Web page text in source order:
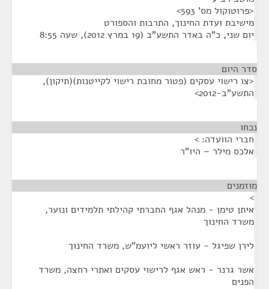
<פרוטוקול מס' 593>
מישיבת ועדת החינוך, התרבות והספורט
יום שני, כ"ה באדר התשע"ב (19 במרץ 2012), שעה 8:55
סדר היום
<צו רישוי עסקים (פטור מחובת רישוי לקייטנות)(תיקון),
התשע"ב-2012>
נכחו
חברי הוועדה: >
אלכס מילר – היו"ר
מוזמנים
>
איתן טימן - מנהל אגף החברתי קהילתי תלמידים ונוער,
משרד החינוך
לירן שפיגל - עוזר ראשי ליועמ"ש, משרד החינוך
אשר גרנר - ראש אגף לרישוי עסקים ואתרי רחצה, משרד
הפנים